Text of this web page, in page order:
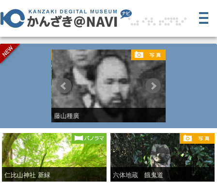
藤山種廣
仁比山神社 新緑 六体地蔵 餓鬼道